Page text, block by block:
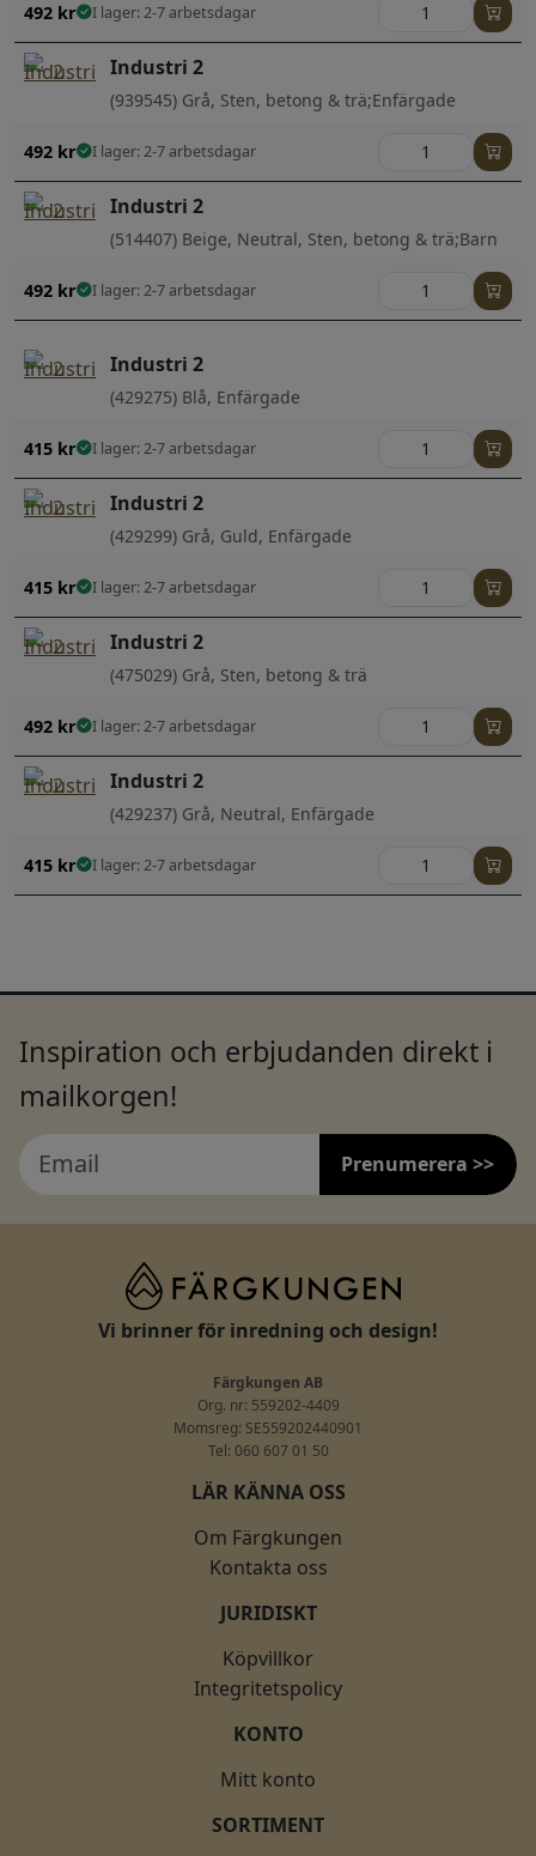
492 kr I lager: 2-7 arbetsdagar
Industri 2
(939545) Grå, Sten, betong & trä;Enfärgade
492 kr I lager: 2-7 arbetsdagar
Industri 2
(514407) Beige, Neutral, Sten, betong & trä;Barn
492 kr I lager: 2-7 arbetsdagar
Industri 2
(429275) Blå, Enfärgade
415 kr I lager: 2-7 arbetsdagar
Industri 2
(429299) Grå, Guld, Enfärgade
415 kr I lager: 2-7 arbetsdagar
Industri 2
(475029) Grå, Sten, betong & trä
492 kr I lager: 2-7 arbetsdagar
Industri 2
(429237) Grå, Neutral, Enfärgade
415 kr I lager: 2-7 arbetsdagar
Inspiration och erbjudanden direkt i
mailkorgen!
Prenumerera >>
Vi brinner för inredning och design!
Färgkungen AB
Org. nr: 559202-4409
Momsreg: SE559202440901
Tel: 060 607 01 50
LÄR KÄNNA OSS
Om Färgkungen
Kontakta oss
JURIDISKT
Köpvillkor
Integritetspolicy
KONTO
Mitt konto
SORTIMENT